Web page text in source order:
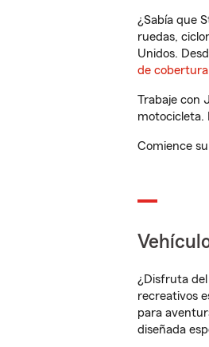
¿Sabía que
ruedas,
Unidos.
de cobertura
Trabaje con
motocicleta.
Comience su
¿Disfruta
recreativos
para
diseñada